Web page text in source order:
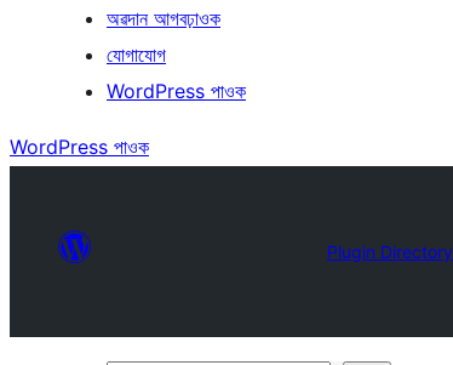
অৱদান আগবঢ়াওক
যোগাযোগ
WordPress পাওক
WordPress পাওক
Plugin Directory